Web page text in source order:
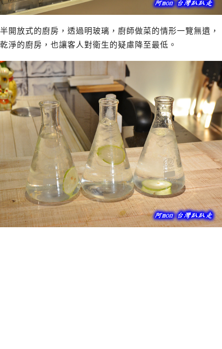
半開放式的廚房，透過明玻璃，廚師做菜的情形一覽無遺，
乾淨的廚房，也讓客人對衛生的疑慮降至最低。